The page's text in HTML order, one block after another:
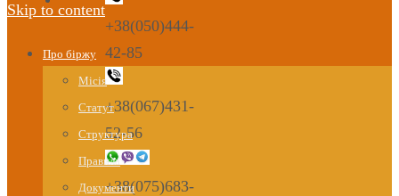
+38(050)444-
42-85
+38(067)431-
52-56
+38(075)683-
Skip to content
Про біржу
Місія
Статут
Структура
Правила
Документи